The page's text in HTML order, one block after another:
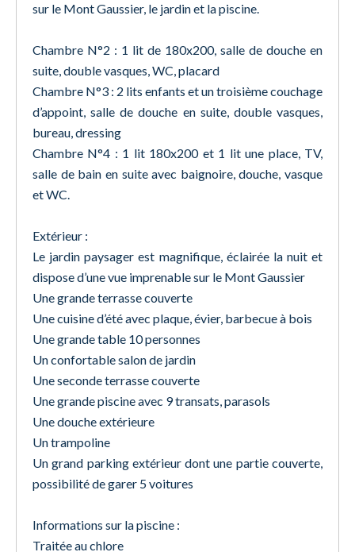
sur le Mont Gaussier, le jardin et la piscine.
Chambre N°2 : 1 lit de 180x200, salle de douche en
suite, double vasques, WC, placard
Chambre N°3 : 2 lits enfants et un troisième couchage
d’appoint, salle de douche en suite, double vasques,
bureau, dressing
Chambre N°4 : 1 lit 180x200 et 1 lit une place, TV,
salle de bain en suite avec baignoire, douche, vasque
et WC.
Extérieur :
Le jardin paysager est magnifique, éclairée la nuit et
dispose d’une vue imprenable sur le Mont Gaussier
Une grande terrasse couverte
Une cuisine d’été avec plaque, évier, barbecue à bois
Une grande table 10 personnes
Un confortable salon de jardin
Une seconde terrasse couverte
Une grande piscine avec 9 transats, parasols
Une douche extérieure
Un trampoline
Un grand parking extérieur dont une partie couverte,
possibilité de garer 5 voitures
Informations sur la piscine :
Traitée au chlore